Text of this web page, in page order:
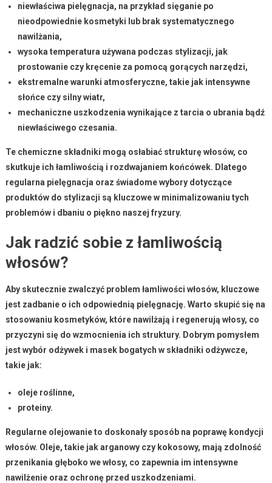
niewłaściwa pielęgnacja, na przykład sięganie po
nieodpowiednie kosmetyki lub brak systematycznego
nawilżania,
wysoka temperatura używana podczas stylizacji, jak
prostowanie czy kręcenie za pomocą gorących narzędzi,
ekstremalne warunki atmosferyczne, takie jak intensywne
słońce czy silny wiatr,
mechaniczne uszkodzenia wynikające z tarcia o ubrania bądź
niewłaściwego czesania.
Te chemiczne składniki mogą osłabiać strukturę włosów, co
skutkuje ich łamliwością i rozdwajaniem końcówek. Dlatego
regularna pielęgnacja oraz świadome wybory dotyczące
produktów do stylizacji są kluczowe w minimalizowaniu tych
problemów i dbaniu o piękno naszej fryzury.
Jak radzić sobie z łamliwością
włosów?
Aby skutecznie zwalczyć problem łamliwości włosów, kluczowe
jest zadbanie o ich odpowiednią pielęgnację. Warto skupić się na
stosowaniu kosmetyków, które nawilżają i regenerują włosy, co
przyczyni się do wzmocnienia ich struktury. Dobrym pomysłem
jest wybór odżywek i masek bogatych w składniki odżywcze,
takie jak:
oleje roślinne,
proteiny.
Regularne olejowanie to doskonały sposób na poprawę kondycji
włosów. Oleje, takie jakarganowyczy kokosowy, mają zdolność
przenikania głęboko we włosy, co zapewnia im intensywne
nawilżenie oraz ochronę przed uszkodzeniami.